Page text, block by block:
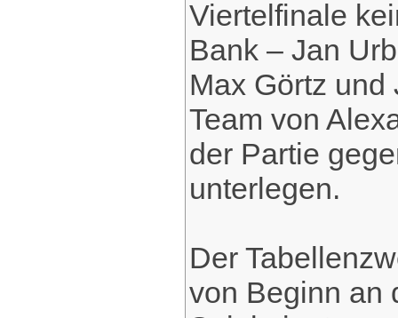
Viertelfinale
Bank – Jan
Max Görtz
Team von
der Partie
unterlegen.
Der
von Beginn an